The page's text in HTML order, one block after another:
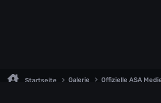
Startseite Galerie Offizielle ASA